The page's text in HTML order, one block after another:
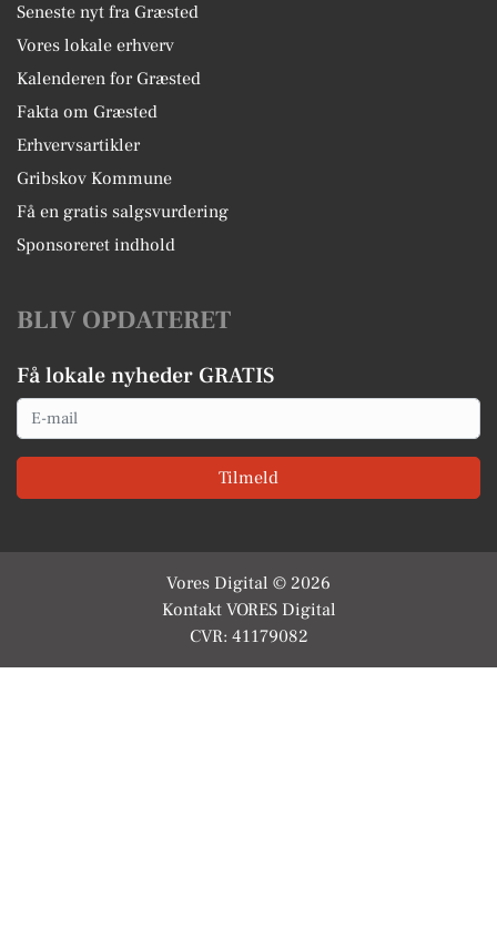
Seneste nyt fra Græsted
Vores lokale erhverv
Kalenderen for Græsted
Fakta om Græsted
Erhvervsartikler
Gribskov Kommune
Få en gratis salgsvurdering
Sponsoreret indhold
BLIV OPDATERET
Få lokale nyheder GRATIS
Email
Tilmeld
Vores Digital © 2026
Kontakt VORES Digital
CVR: 41179082